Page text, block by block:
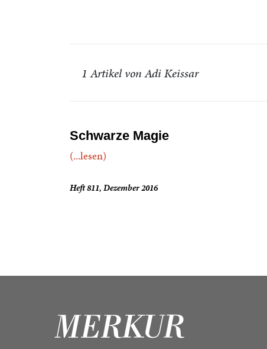
1 Artikel von Adi Keissar
Schwarze Magie
(...lesen)
Heft 811, Dezember 2016